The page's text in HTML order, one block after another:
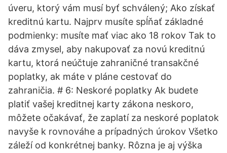
úveru, ktorý vám musí byť schválený; Ako získať
kreditnú kartu. Najprv musíte spĺňať základné
podmienky: musíte mať viac ako 18 rokov Tak to
dáva zmysel, aby nakupovať za novú kreditnú
kartu, ktorá neúčtuje zahraničné transakčné
poplatky, ak máte v pláne cestovať do
zahraničia. # 6: Neskoré poplatky Ak budete
platiť vašej kreditnej karty zákona neskoro,
môžete očakávať, že zaplatí za neskoré poplatok
navyše k rovnováhe a prípadných úrokov Všetko
záleží od konkrétnej banky. Rôzna je aj výška